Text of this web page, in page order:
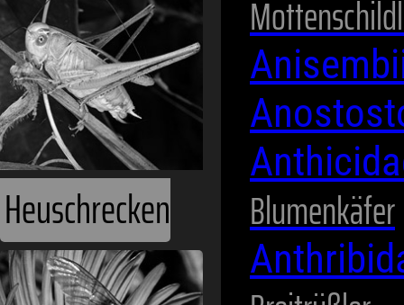
Heuschrecken Blumenkäfer